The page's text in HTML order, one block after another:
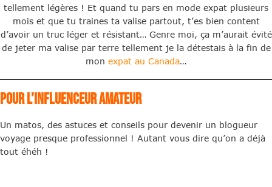
tellement légères ! Et quand tu pars en mode expat plusieurs
mois et que tu traines ta valise partout, t’es bien content
d’avoir un truc léger et résistant… Genre moi, ça m’aurait évité
de jeter ma valise par terre tellement je la détestais à la fin de
mon expat au Canada…
Pour l’influenceur amateur
Un matos, des astuces et conseils pour devenir un blogueur
voyage presque professionnel ! Autant vous dire qu’on a déjà
tout éhéh !